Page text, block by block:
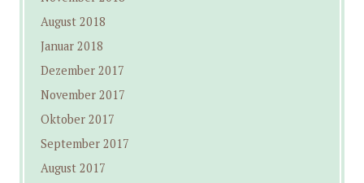
August 2018
Januar 2018
Dezember 2017
November 2017
Oktober 2017
September 2017
August 2017